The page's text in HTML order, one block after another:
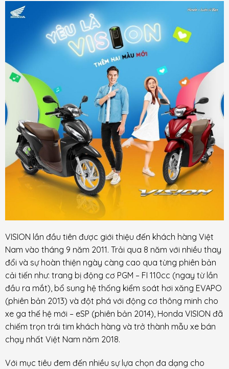
VISION lần đầu tiên được giới thiệu đến khách hàng Việt
Nam vào tháng 9 năm 2011. Trải qua 8 năm với nhiều thay
đổi và sự hoàn thiện ngày càng cao qua từng phiên bản
cải tiến như: trang bị động cơ PGM – FI 110cc (ngay từ lần
đầu ra mắt), bổ sung hệ thống kiểm soát hơi xăng EVAPO
(phiên bản 2013) và đột phá với động cơ thông minh cho
xe ga thế hệ mới – eSP (phiên bản 2014), Honda VISION đã
chiếm trọn trái tim khách hàng và trở thành mẫu xe bán
chạy nhất Việt Nam năm 2018.
Với mục tiêu đem đến nhiều sự lựa chọn đa dạng cho